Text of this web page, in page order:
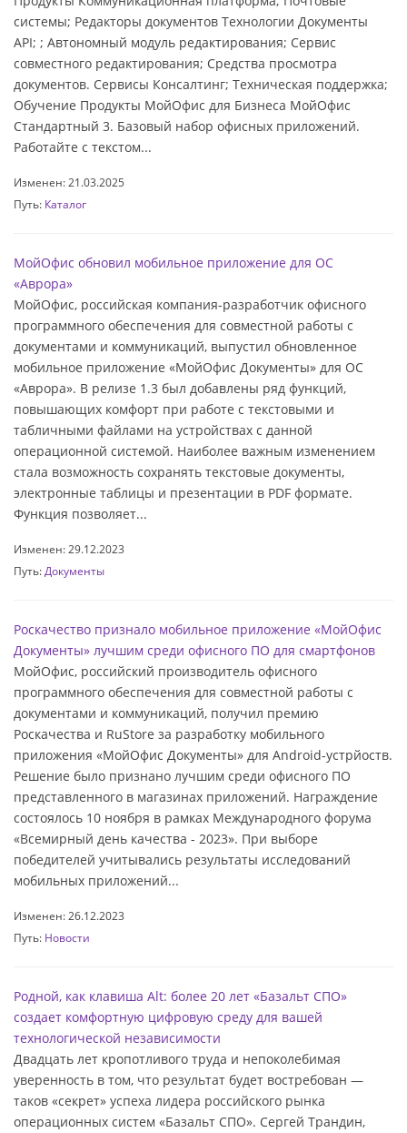
системы; Редакторы документов Технологии Документы
API; ; Автономный модуль редактирования; Сервис
совместного редактирования; Средства просмотра
документов. Сервисы Консалтинг; Техническая поддержка;
Обучение Продукты МойОфис для Бизнеса МойОфис
Стандартный 3. Базовый набор офисных приложений.
Работайте с текстом...
Изменен: 21.03.2025
Путь: Каталог
МойОфис обновил мобильное приложение для ОС
«Аврора»
МойОфис, российская компания-разработчик офисного
программного обеспечения для совместной работы с
документами и коммуникаций, выпустил обновленное
мобильное приложение «МойОфис Документы» для ОС
«Аврора». В релизе 1.3 был добавлены ряд функций,
повышающих комфорт при работе с текстовыми и
табличными файлами на устройствах с данной
операционной системой. Наиболее важным изменением
стала возможность сохранять текстовые документы,
электронные таблицы и презентации в PDF формате.
Функция позволяет...
Изменен: 29.12.2023
Путь: Документы
Роскачество признало мобильное приложение «МойОфис
Документы» лучшим среди офисного ПО для смартфонов
МойОфис, российский производитель офисного
программного обеспечения для совместной работы с
документами и коммуникаций, получил премию
Роскачества и RuStore за разработку мобильного
приложения «МойОфис Документы» для Android-устрйоств.
Решение было признано лучшим среди офисного ПО
представленного в магазинах приложений. Награждение
состоялось 10 ноября в рамках Международного форума
«Всемирный день качества - 2023». При выборе
победителей учитывались результаты исследований
мобильных приложений...
Изменен: 26.12.2023
Путь: Новости
Родной, как клавиша Alt: более 20 лет «Базальт СПО»
создает комфортную цифровую среду для вашей
технологической независимости
Двадцать лет кропотливого труда и непоколебимая
уверенность в том, что результат будет востребован —
таков «секрет» успеха лидера российского рынка
операционных систем «Базальт СПО». Сергей Трандин,